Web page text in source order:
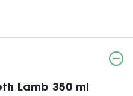
Lamb 350 ml